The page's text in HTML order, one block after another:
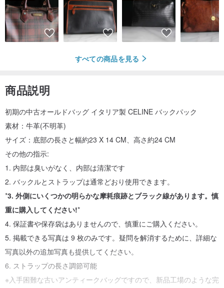
すべての商品を見る
商品説明
初期の中古オールドバッグ イタリア製 CELINE バックパック
素材：牛革(不明革)
サイズ：底部の長さと幅約23 X 14 CM、高さ約24 CM
その他の指示:
1. 内部は臭いがなく、内部は清潔です
2. バックルとストラップは通常どおり使用できます。
*3. 外側にいくつかの明らかな摩耗痕跡とブラック線があります。慎
重に購入してください!*
4. 保証書や保存袋はありませんので、慎重にご購入ください。
5. 掲載できる写真は 9 枚のみです。疑問を解消するために、詳細な
写真以外の追加写真も提供してください。
6. ストラップの長さ調節可能
※入手困難な古いアンティークバッグですので、新品工場のような完